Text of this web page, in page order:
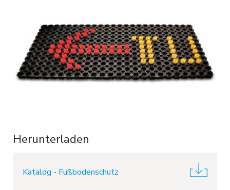
Herunterladen
Katalog - Fußbodenschutz